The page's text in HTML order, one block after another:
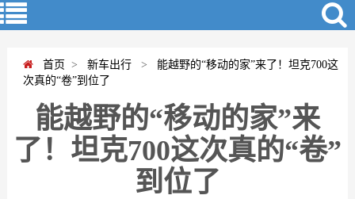
首页 > 新车出行 >
能越野的“移动的家”来了！坦克700这
次真的“卷”到位了
能越野的“移动的家”来
了！坦克700这次真的“卷”
到位了